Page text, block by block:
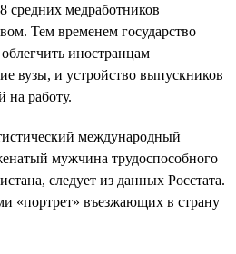
средних медработников
Тем временем государство
иностранцам
вузы, и устройство выпускников
на работу.
международный
мужчина трудоспособного
следует из данных Росстата.
«портрет» въезжающих в страну